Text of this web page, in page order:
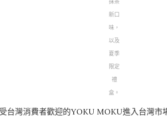
抹茶
新口
味，
以及
夏季
限定
禮
盒。
台灣消費者歡迎的YOKU MOKU進入台灣市